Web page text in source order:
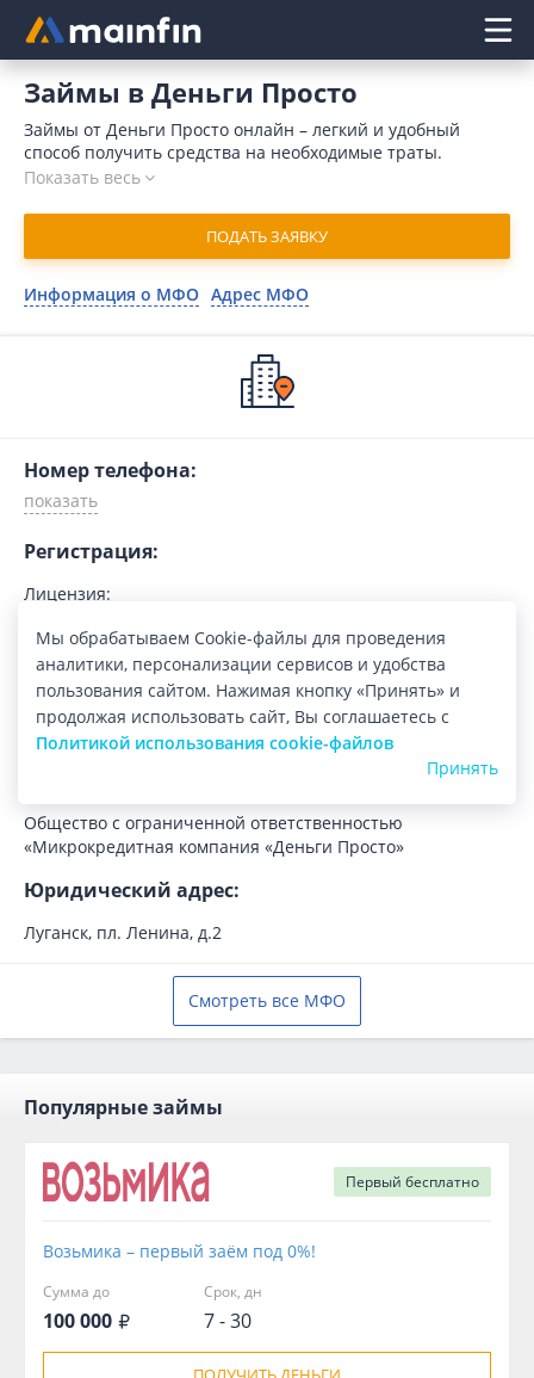
Главное меню
Займы в Деньги Просто
Займы от Деньги Просто онлайн – легкий и удобный
способ получить средства на необходимые траты.
Микрофинансовая организация выдает средства за 15
моментально после одобрения запроса. Для подачи
заявки достаточно предоставить минимальный пакет
документов. В 2026 году получить займ в Деньги Просто
могут даже клиенты, имеющие плохую кредитную
историю. Для оформления заявки воспользуйтесь нашим
Показать весь
ПОДАТЬ ЗАЯВКУ
Информация о МФО Адрес МФО
Номер телефона:
Регистрация:
Лицензия:
Регистрационный номер:
2400043010027
График рассмотрения заявок:
нет данных
Общество с ограниченной ответственностью
«Микрокредитная компания «Деньги Просто»
Юридический адрес:
Луганск, пл. Ленина, д.2
Смотреть все МФО
Популярные займы
Первый бесплатно
Возьмика – первый заём под 0%!
Сумма до
100 000
Срок, дн
7 - 30
Мы обрабатываем Cookie-файлы для проведения
аналитики, персонализации сервисов и удобства
пользования сайтом. Нажимая кнопку «Принять» и
продолжая использовать сайт, Вы соглашаетесь с
Политикой использования cookie-файлов
Принять